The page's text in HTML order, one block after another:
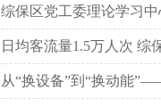
综保区党工委理论学习
日均客流量1.5万人次 综
从“换设备”到“换动能